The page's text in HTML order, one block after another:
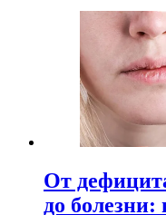
От
до